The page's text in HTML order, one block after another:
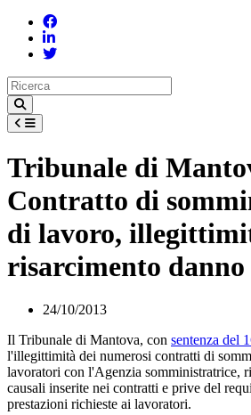
Tribunale di
Contratto di
di lavoro,
risarcimento danno
24/10/2013
Il Tribunale di Mantova, con sentenza del
l'illegittimità dei numerosi contratti di
lavoratori con l'Agenzia somministratrice,
causali inserite nei contratti e prive del
prestazioni richieste ai lavoratori.